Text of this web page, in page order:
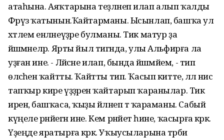
атаһына. Аяҡтарына теҙләнеп илап алып ҡалды
Фәрүәз ҡатынын.Ҡайтарманы. Ысынлап, башҡа ул
хәтлем енләнеүҙәре булманы. Тик матур ҙа
йәшәмәнеләр. Ярты йыл тигәнда, улы Альфирға ла
уҙған ине. - Ләйсәне илап, бында йәшәмәйем, - тип
өләсәһенә ҡайтты. Ҡайтты тип. Ҡасып китте, әллә нисә
тапҡыр кире үҙҙәренә ҡайтарып ҡаранылар. Тик
иренә, башҡаса, ҡыҙы әйләнеп тә ҡараманы. Сабый
күңеле рәнйегән ине. Кем рәнйетә һине, ҡасырға кәрәк.
Үҙеңде яратырға кәрәк. Уҡыусыларына тәрбиә